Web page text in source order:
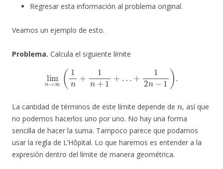
Regresar esta información al problema original.
Veamos un ejemplo de esto.
Problema. Calcula el siguiente límite
limn→ n+ n−
La cantidad de términos de este límite depende de
, así que
no podemos hacerlos uno por uno. No hay una forma
sencilla de hacer la suma. Tampoco parece que podamos
usar la regla de L’Hôpital. Lo que haremos es entender a la
expresión dentro del límite de manera geométrica.